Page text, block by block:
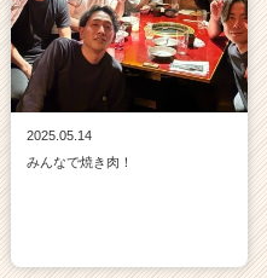
2025.05.14
みんなで焼き肉！